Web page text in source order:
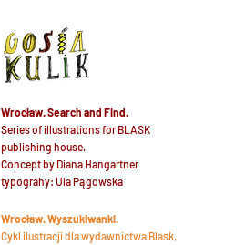
Wrocław. Search and Find.
Series of illustrations for BLASK
publishing house.
Concept by Diana Hangartner
typograhy: Ula Pągowska
Wrocław. Wyszukiwanki.
Cykl ilustracji dla wydawnictwa Blask,